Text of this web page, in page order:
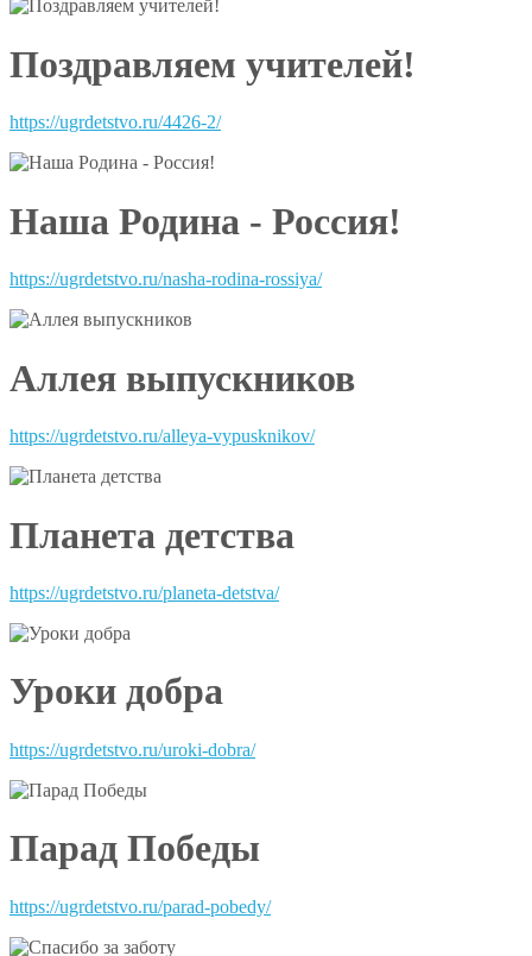
Поздравляем учителей!
https://ugrdetstvo.ru/4426-2/
Наша Родина - Россия!
https://ugrdetstvo.ru/nasha-rodina-rossiya/
Аллея выпускников
https://ugrdetstvo.ru/alleya-vypusknikov/
Планета детства
https://ugrdetstvo.ru/planeta-detstva/
Уроки добра
https://ugrdetstvo.ru/uroki-dobra/
Парад Победы
https://ugrdetstvo.ru/parad-pobedy/